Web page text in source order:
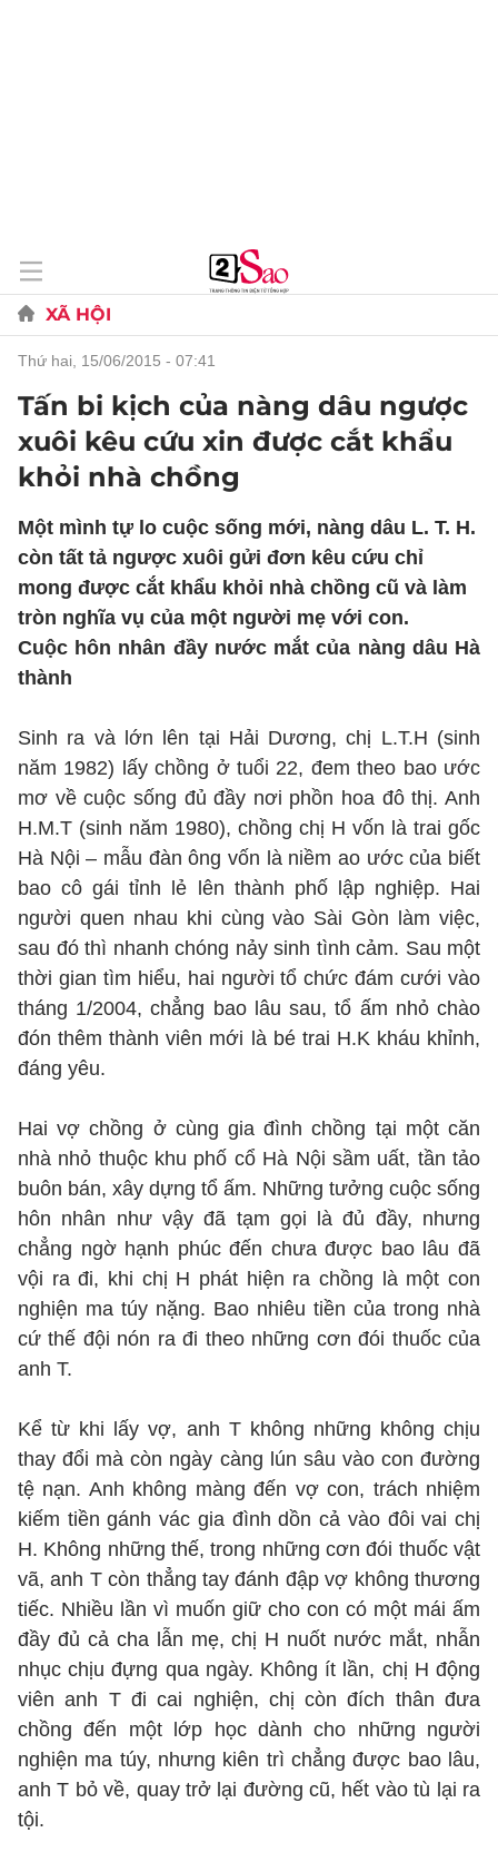
XÃ HỘI
thứ hai, 15/06/2015 - 07:41
Tấn bi kịch của nàng dâu ngược
xuôi kêu cứu xin được cắt khẩu
khỏi nhà chồng
Một mình tự lo cuộc sống mới, nàng dâu L. T. H.
còn tất tả ngược xuôi gửi đơn kêu cứu chỉ
mong được cắt khẩu khỏi nhà chồng cũ và làm
tròn nghĩa vụ của một người mẹ với con.
Cuộc hôn nhân đầy nước mắt của nàng dâu Hà
thành
Sinh ra và lớn lên tại Hải Dương, chị L.T.H (sinh
năm 1982) lấy chồng ở tuổi 22, đem theo bao ước
mơ về cuộc sống đủ đầy nơi phồn hoa đô thị. Anh
H.M.T (sinh năm 1980), chồng chị H vốn là trai gốc
Hà Nội – mẫu đàn ông vốn là niềm ao ước của biết
bao cô gái tỉnh lẻ lên thành phố lập nghiệp. Hai
người quen nhau khi cùng vào Sài Gòn làm việc,
sau đó thì nhanh chóng nảy sinh tình cảm. Sau một
thời gian tìm hiểu, hai người tổ chức đám cưới vào
tháng 1/2004, chẳng bao lâu sau, tổ ấm nhỏ chào
đón thêm thành viên mới là bé trai H.K kháu khỉnh,
đáng yêu.
Hai vợ chồng ở cùng gia đình chồng tại một căn
nhà nhỏ thuộc khu phố cổ Hà Nội sầm uất, tần tảo
buôn bán, xây dựng tổ ấm. Những tưởng cuộc sống
hôn nhân như vậy đã tạm gọi là đủ đầy, nhưng
chẳng ngờ hạnh phúc đến chưa được bao lâu đã
vội ra đi, khi chị H phát hiện ra chồng là một con
nghiện ma túy nặng. Bao nhiêu tiền của trong nhà
cứ thế đội nón ra đi theo những cơn đói thuốc của
anh T.
Kể từ khi lấy vợ, anh T không những không chịu
thay đổi mà còn ngày càng lún sâu vào con đường
tệ nạn. Anh không màng đến vợ con, trách nhiệm
kiếm tiền gánh vác gia đình dồn cả vào đôi vai chị
H. Không những thế, trong những cơn đói thuốc vật
vã, anh T còn thẳng tay đánh đập vợ không thương
tiếc. Nhiều lần vì muốn giữ cho con có một mái ấm
đầy đủ cả cha lẫn mẹ, chị H nuốt nước mắt, nhẫn
nhục chịu đựng qua ngày. Không ít lần, chị H động
viên anh T đi cai nghiện, chị còn đích thân đưa
chồng đến một lớp học dành cho những người
nghiện ma túy, nhưng kiên trì chẳng được bao lâu,
anh T bỏ về, quay trở lại đường cũ, hết vào tù lại ra
tội.